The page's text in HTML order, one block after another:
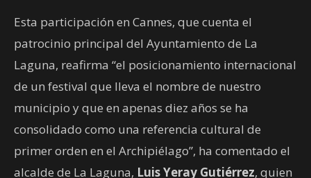
Esta participación en Cannes, que cuenta el
patrocinio principal del Ayuntamiento de La
Laguna, reafirma “el posicionamiento internacional
de un festival que lleva el nombre de nuestro
municipio y que en apenas diez años se ha
consolidado como una referencia cultural de
primer orden en el Archipiélago”, ha comentado el
alcalde de La Laguna, Luis Yeray Gutiérrez, quien